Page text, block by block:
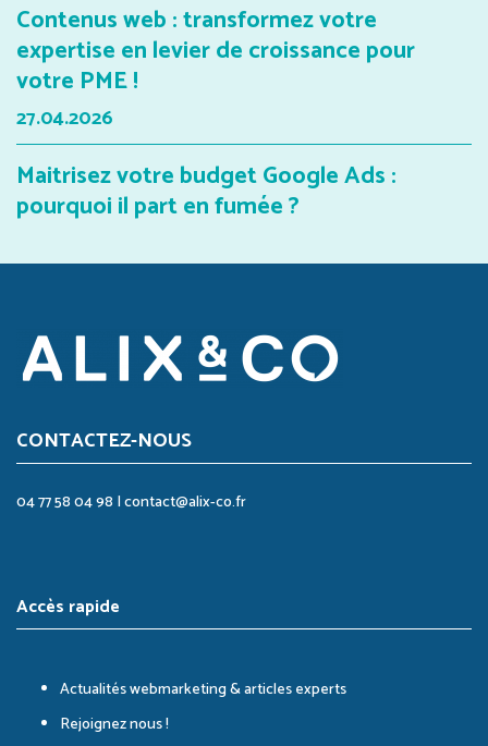
Contenus web : transformez votre
expertise en levier de croissance pour
votre PME !
27.04.2026
Maitrisez votre budget Google Ads :
pourquoi il part en fumée ?
CONTACTEZ-NOUS
04 77 58 04 98 |contact@alix-co.fr
Accès rapide
Actualités webmarketing & articles experts
Rejoignez nous !